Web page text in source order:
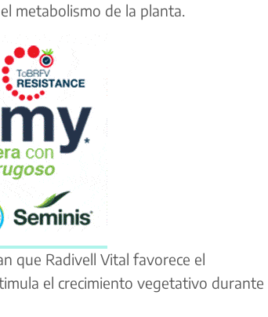
metabolismo de la planta.
que Radivell Vital favorece el
el crecimiento vegetativo durante